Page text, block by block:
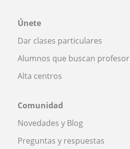
Únete
Dar clases particulares
Alumnos que buscan profesor
Alta centros
Comunidad
Novedades y Blog
Preguntas y respuestas